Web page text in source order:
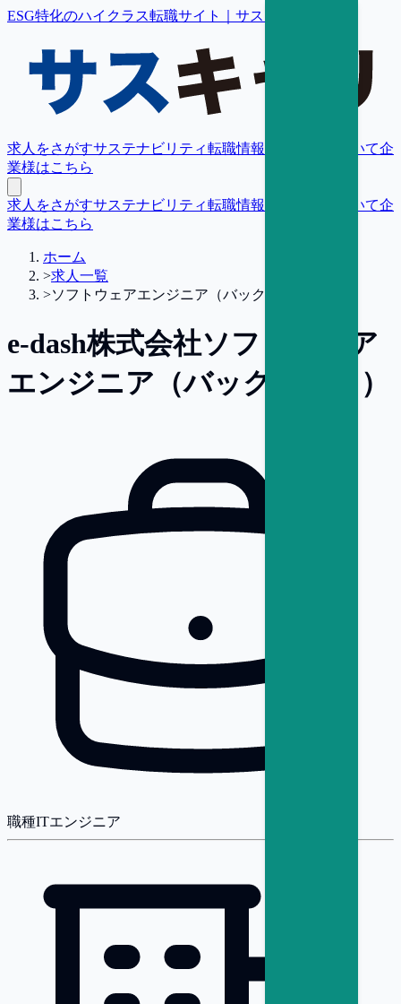
ESG特化のハイクラス転職サイト｜サスキャリ
求人をさがすサステナビリティ転職情報 転職支援について企
業様はこちら
求人をさがすサステナビリティ転職情報 転職支援について企
業様はこちら
ホーム
>求人一覧
>ソフトウェアエンジニア（バックエンド）
e-dash株式会社ソフトウェア
エンジニア（バックエンド）
職種ITエンジニア